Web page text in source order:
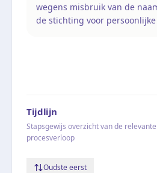
wegens misbruik van de
de stichting voor
Tijdlijn
Stapsgewijs overzicht van de
procesverloop
Oudste eerst